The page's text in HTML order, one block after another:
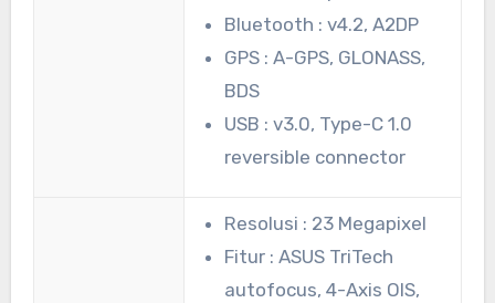
Bluetooth : v4.2, A2DP
GPS : A-GPS, GLONASS,
BDS
USB : v3.0, Type-C 1.0
reversible connector
Resolusi : 23 Megapixel
Fitur : ASUS TriTech
autofocus, 4-Axis OIS,